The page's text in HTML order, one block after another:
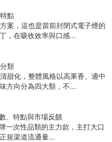
點
案，這也是當前封閉式電子煙的
，在吸收效率與口感...
類
甜化，整體風格以高果香、適中
方向分為四大類，不...
、特點與市場反饋
一次性品類的主力款，主打大口
規渠道流通量...